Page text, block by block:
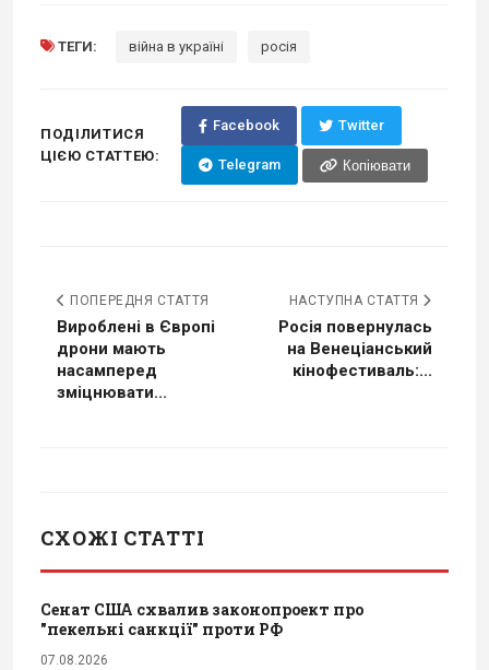
ТЕГИ: війна в україні росія
ПОДІЛИТИСЯ
ЦІЄЮ СТАТТЕЮ:
Facebook Twitter
Telegram Копіювати
ПОПЕРЕДНЯ СТАТТЯ
Вироблені в Європі
дрони мають
насамперед
зміцнювати...
НАСТУПНА СТАТТЯ
Росія повернулась
на Венеціанський
кінофестиваль:...
СХОЖІ СТАТТІ
Сенат США схвалив законопроект про
"пекельні санкції" проти РФ
07.08.2026